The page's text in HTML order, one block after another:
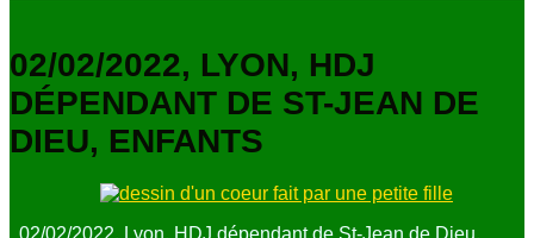
02/02/2022, LYON, HDJ
DÉPENDANT DE ST-JEAN DE
DIEU, ENFANTS
02/02/2022, Lyon, HDJ dépendant de St-Jean de Dieu,